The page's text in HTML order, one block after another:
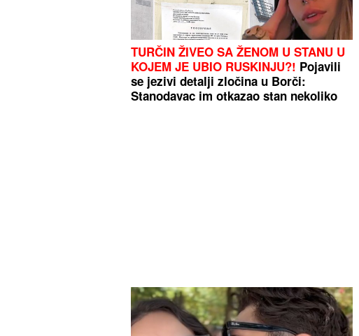
TURČIN ŽIVEO SA ŽENOM U STANU U
KOJEM JE UBIO RUSKINJU?! Pojavili
se jezivi detalji zločina u Borči:
Stanodavac im otkazao stan nekoliko